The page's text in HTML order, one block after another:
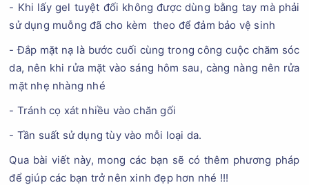
- Khi lấy gel tuyệt đối không được dùng bằng tay mà phải
sử dụng muỗng đã cho kèm theo để đảm bảo vệ sinh
- Đắp mặt nạ là bước cuối cùng trong công cuộc chăm sóc
da, nên khi rửa mặt vào sáng hôm sau, càng nàng nên rửa
mặt nhẹ nhàng nhé
- Tránh cọ xát nhiều vào chăn gối
- Tần suất sử dụng tùy vào mỗi loại da.
Qua bài viết này, mong các bạn sẽ có thêm phương pháp
để giúp các bạn trở nên xinh đẹp hơn nhé !!!